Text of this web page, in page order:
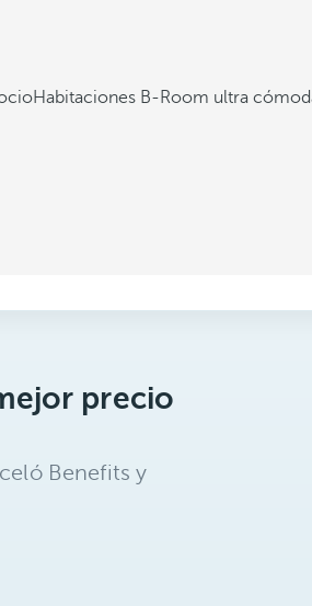
Habitaciones B-Room ultra
precio
Benefits y